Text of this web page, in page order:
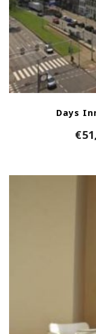
Days
€